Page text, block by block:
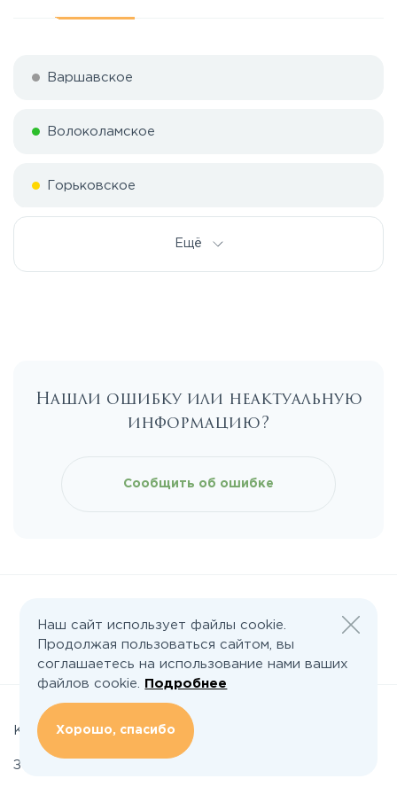
Варшавское
Волоколамское
Горьковское
Каширское
Минское
Можайское
Новорижское
Ещё
Нашли ошибку или неактуальную
информацию?
Сообщить об ошибке
Коттеджные поселки
Земельные участки
Наш сайт использует файлы cookie.
Продолжая пользоваться сайтом, вы
соглашаетесь на использование нами ваших
файлов cookie.
Подробнее
Хорошо, спасибо